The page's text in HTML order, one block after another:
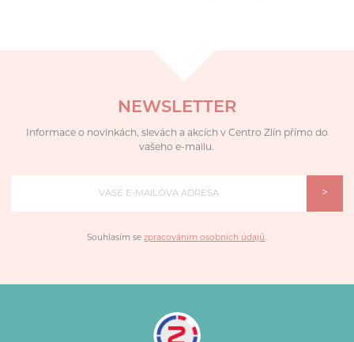
NEWSLETTER
Informace o novinkách, slevách a akcích v Centro Zlín přímo do
vašeho e-mailu.
>
Souhlasím sezpracováním osobních údajů.